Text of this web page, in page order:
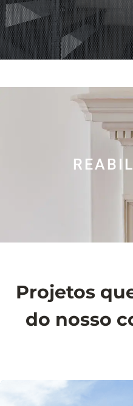
Projetos
do nosso